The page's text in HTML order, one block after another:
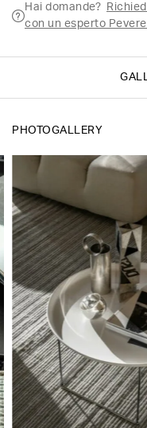
Hai domande?
con un esperto
PHOTOGALLERY